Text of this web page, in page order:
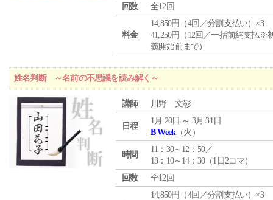
回数
全12回
料金
14,850円（4回／分割支払い）×3
41,250円（12回／一括前納支払※
義開始前まで）
姓名判断 ～名前の不思議を読み解く～
講師 川野 文彰
日程
1月 20日 ～ 3月 31日
B Week（火）
時間
11：30～12：50／
13：10～14：30（1日2コマ）
回数
全12回
14,850円（4回／分割支払い）×3